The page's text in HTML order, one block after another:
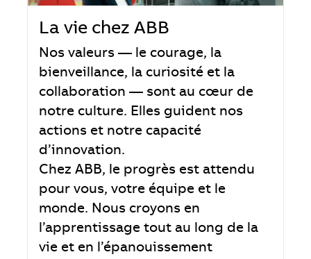
La vie chez ABB
Nos valeurs — le courage, la
bienveillance, la curiosité et la
collaboration — sont au cœur de
notre culture. Elles guident nos
actions et notre capacité
d’innovation.
Chez ABB, le progrès est attendu
pour vous, votre équipe et le
monde. Nous croyons en
l’apprentissage tout au long de la
vie et en l’épanouissement